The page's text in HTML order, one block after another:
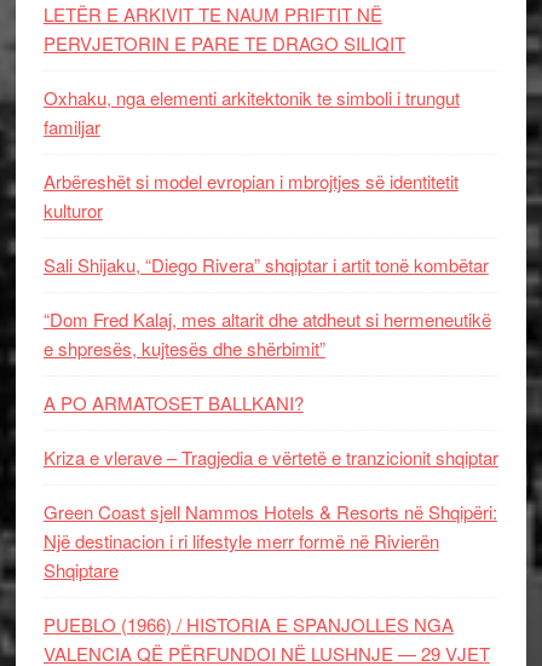
LETËR E ARKIVIT TE NAUM PRIFTIT NË
PERVJETORIN E PARE TE DRAGO SILIQIT
Oxhaku, nga elementi arkitektonik te simboli i trungut
familjar
Arbëreshët si model evropian i mbrojtjes së identitetit
kulturor
Sali Shijaku, “Diego Rivera” shqiptar i artit tonë kombëtar
“Dom Fred Kalaj, mes altarit dhe atdheut si hermeneutikë
e shpresës, kujtesës dhe shërbimit”
A PO ARMATOSET BALLKANI?
Kriza e vlerave – Tragjedia e vërtetë e tranzicionit shqiptar
Green Coast sjell Nammos Hotels & Resorts në Shqipëri:
Një destinacion i ri lifestyle merr formë në Rivierën
Shqiptare
PUEBLO (1966) / HISTORIA E SPANJOLLES NGA
VALENCIA QË PËRFUNDOI NË LUSHNJE — 29 VJET